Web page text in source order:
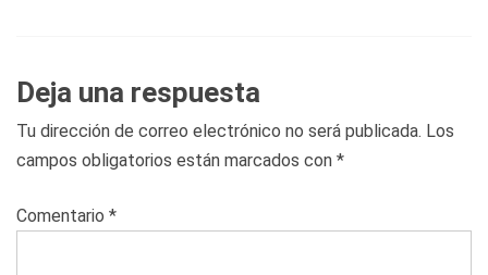
Deja una respuesta
Tu dirección de correo electrónico no será publicada. Los
campos obligatorios están marcados con *
Comentario *